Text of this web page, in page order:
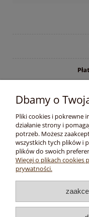
TRAPER.PL
Dbamy o
Pliki cookies i pokrewne
działanie strony i
potrzeb. Możesz
wszystkich tych plików i
plików do swoich
Więcej o plikach cookies
prywatności.